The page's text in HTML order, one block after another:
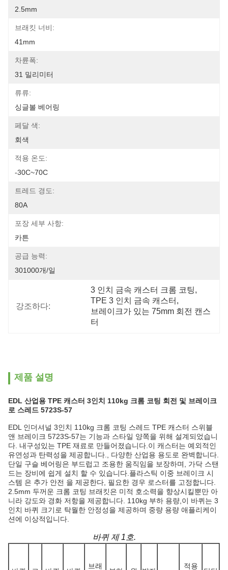
2.5mm
브래킷 너비:
41mm
차륜폭:
31 밀리미터
류류:
싱글볼 베어링
페달 색:
회색
적용 온도:
-30C~70C
트레드 경도:
80A
포장 세부 사항:
카튼
공급 능력:
301000개/일
강조하다:
3 인치 금속 캐스터 크롬 코팅,
TPE 3 인치 금속 캐스터 ,
브레이크가 있는 75mm 회전 캔스
터
제품 설명
EDL 산업용 TPE 캐스터 3인치 110kg 크롬 코팅 회전 및 브레이크
로 스레드 5723S-57
EDL 인더셔널 3인치 110kg 크롬 코팅 스레드 TPE 캐스터 스위블
앤 브레이크 5723S-57는 기능과 스타일 양쪽을 위해 설계되었습니
다. 내구성있는 TPE 재료로 만들어졌습니다.이 캐스터는 예외적인
유연성과 탄력성을 제공합니다., 다양한 산업용 용도로 완벽합니다.
단일 구슬 베어링은 부드럽고 조용한 움직임을 보장하며, 가닥 스탠
드는 장비에 쉽게 설치 할 수 있습니다.플라스틱 이중 브레이크 시
스템 은 추가 안전 을 제공한다, 필요한 경우 로스터를 고정합니다.
2.5mm 두꺼운 크롬 코팅 브래킷은 미적 호소력을 향상시킬뿐만 아
니라 강도와 경화 저항을 제공합니다. 110kg 부하 용량,이 바퀴는 3
인치 바퀴 크기로 탁월한 안정성을 제공하며 중량 용량 애플리케이
션에 이상적입니다.
바퀴 제 1호.
브래
적용